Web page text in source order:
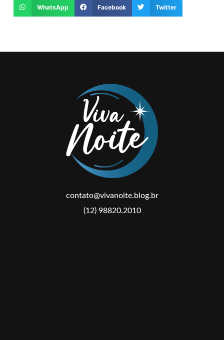
WhatsApp Facebook Twitter
contato@vivanoite.blog.br
(12) 98820.2010